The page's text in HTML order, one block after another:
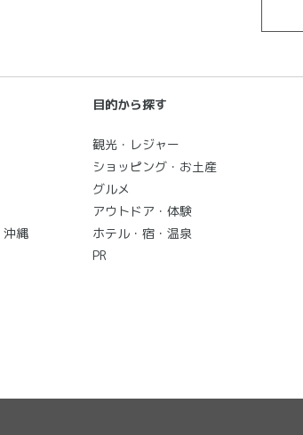
沖縄
目的から探す
観光・レジャー
ショッピング・お土産
グルメ
アウトドア・体験
ホテル・宿・温泉
PR